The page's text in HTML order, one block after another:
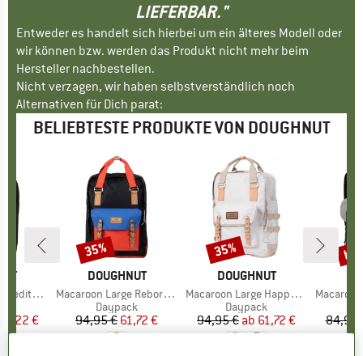
LIEFERBAR."
Entweder es handelt sich hierbei um ein älteres Modell oder
wir können bzw. werden das Produkt nicht mehr beim
Hersteller nachbestellen.
Nicht verzagen, wir haben selbstverständlich noch
Alternativen für Dich parat:
BELIEBTESTE PRODUKTE VON DOUGHNUT
20
Preis
€
MARKE
DOUGHNUT
Artikel
Macaroon Large Reborn Backpack 20
Produktgruppe
Daypack
Preis
94,95 €reduzierter Preis
61,72 €
Rabatt
35%
MARKE
DOUGHNUT
Artikel
Macaroon Large Happy Camper 18
Produktgruppe
Daypack
Preis
94,95 € reduzierter Preis
ab 61,72 €
Rabatt
35%
Artikel
Macaroon
84,95